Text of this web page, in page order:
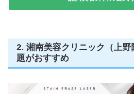
2. 湘南美容クリニック（上
題がおすすめ